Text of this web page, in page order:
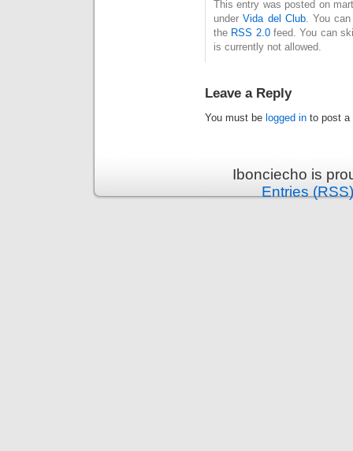
This entry was posted on
underVida del Club. You
the RSS 2.0feed. You can
is currently not allowed.
Leave a Reply
You must be logged in to post a
Ibonciecho is
Entries (RSS)